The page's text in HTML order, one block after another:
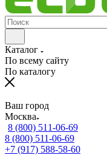
Каталог
По всему сайту
По каталогу
Ваш город
Москва
8 (800) 511-06-69
8 (800) 511-06-69
+7 (917) 588-58-60